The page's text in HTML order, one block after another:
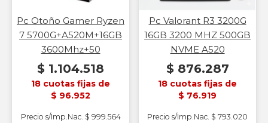
Pc Otoño Gamer Ryzen
7 5700G+A520M+16GB
3600Mhz+50
$ 1.104.518
18 cuotas fijas de
$ 96.952
Precio s/Imp.Nac. $ 999.564
Pc Valorant R3 3200G
16GB 3200 MHZ 500GB
NVME A520
$ 876.287
18 cuotas fijas de
$ 76.919
Precio s/Imp.Nac. $ 793.020